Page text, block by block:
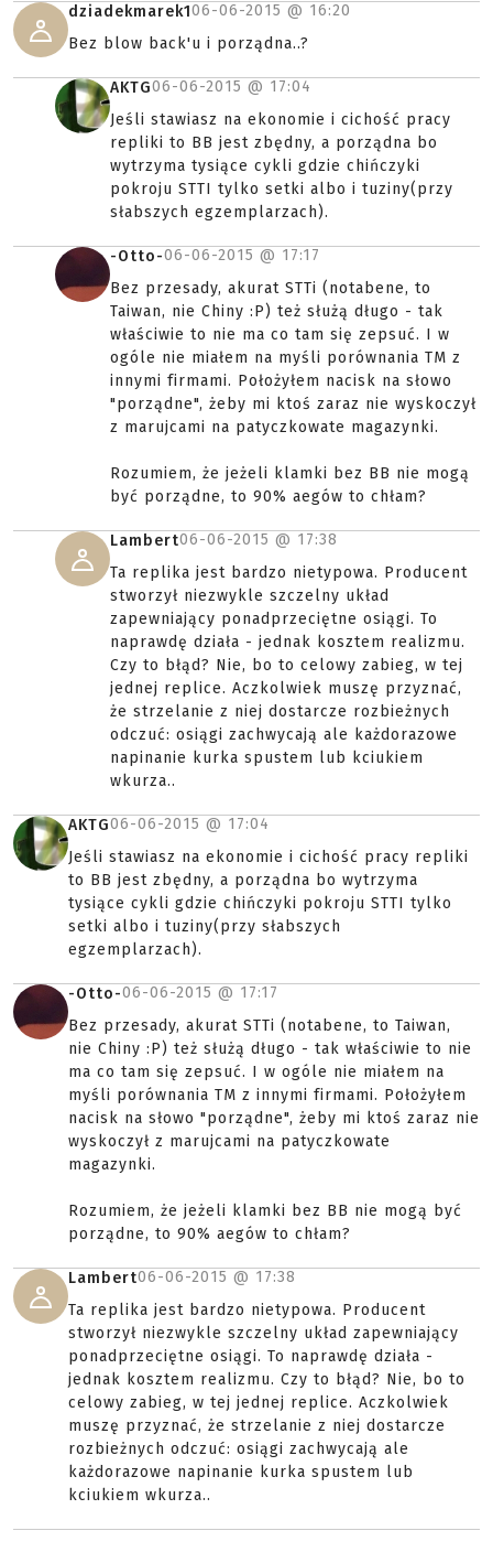
dziadekmarek106-06-2015 @ 16:20
Bez blow back'u i porządna..?
AKTG06-06-2015 @ 17:04
Jeśli stawiasz na ekonomie i cichość pracy
repliki to BB jest zbędny, a porządna bo
wytrzyma tysiące cykli gdzie chińczyki
pokroju STTI tylko setki albo i tuziny(przy
słabszych egzemplarzach).
-Otto-06-06-2015 @ 17:17
Bez przesady, akurat STTi (notabene, to
Taiwan, nie Chiny :P) też służą długo - tak
właściwie to nie ma co tam się zepsuć. I w
ogóle nie miałem na myśli porównania TM z
innymi firmami. Położyłem nacisk na słowo
"porządne", żeby mi ktoś zaraz nie wyskoczył
z marujcami na patyczkowate magazynki.
Rozumiem, że jeżeli klamki bez BB nie mogą
być porządne, to 90% aegów to chłam?
Lambert06-06-2015 @ 17:38
Ta replika jest bardzo nietypowa. Producent
stworzył niezwykle szczelny układ
zapewniający ponadprzeciętne osiągi. To
naprawdę działa - jednak kosztem realizmu.
Czy to błąd? Nie, bo to celowy zabieg, w tej
jednej replice. Aczkolwiek muszę przyznać,
że strzelanie z niej dostarcze rozbieżnych
odczuć: osiągi zachwycają ale każdorazowe
napinanie kurka spustem lub kciukiem
wkurza..
AKTG06-06-2015 @ 17:04
Jeśli stawiasz na ekonomie i cichość pracy repliki
to BB jest zbędny, a porządna bo wytrzyma
tysiące cykli gdzie chińczyki pokroju STTI tylko
setki albo i tuziny(przy słabszych
egzemplarzach).
-Otto-06-06-2015 @ 17:17
Bez przesady, akurat STTi (notabene, to Taiwan,
nie Chiny :P) też służą długo - tak właściwie to nie
ma co tam się zepsuć. I w ogóle nie miałem na
myśli porównania TM z innymi firmami. Położyłem
nacisk na słowo "porządne", żeby mi ktoś zaraz nie
wyskoczył z marujcami na patyczkowate
magazynki.
Rozumiem, że jeżeli klamki bez BB nie mogą być
porządne, to 90% aegów to chłam?
Lambert06-06-2015 @ 17:38
Ta replika jest bardzo nietypowa. Producent
stworzył niezwykle szczelny układ zapewniający
ponadprzeciętne osiągi. To naprawdę działa -
jednak kosztem realizmu. Czy to błąd? Nie, bo to
celowy zabieg, w tej jednej replice. Aczkolwiek
muszę przyznać, że strzelanie z niej dostarcze
rozbieżnych odczuć: osiągi zachwycają ale
każdorazowe napinanie kurka spustem lub
kciukiem wkurza..